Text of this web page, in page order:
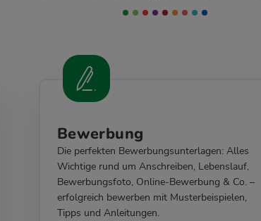
Bewerbung
Die perfekten Bewerbungsunterlagen: Alles
Wichtige rund um Anschreiben, Lebenslauf,
Bewerbungsfoto, Online-Bewerbung & Co. –
erfolgreich bewerben mit Musterbeispielen,
Tipps und Anleitungen.